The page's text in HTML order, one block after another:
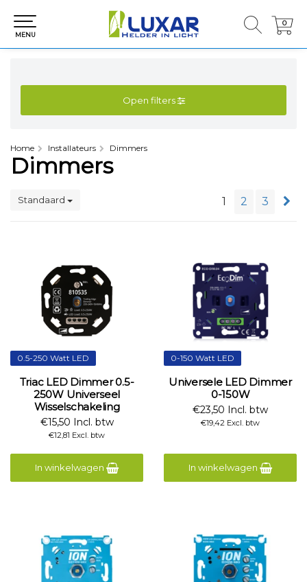
0
0
MENU
Open filters
Home Installateurs Dimmers
Dimmers
Standaard 1 2 3
0.5-250 Watt LED
Triac LED Dimmer 0.5-
250W Universeel
Wisselschakeling
€15,50 Incl. btw
€12,81 Excl. btw
In winkelwagen
0-150 Watt LED
Universele LED Dimmer
0-150W
€23,50 Incl. btw
€19,42 Excl. btw
In winkelwagen